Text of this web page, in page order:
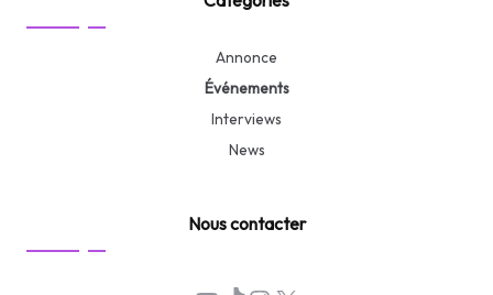
Annonce
Événements
Interviews
News
Nous contacter